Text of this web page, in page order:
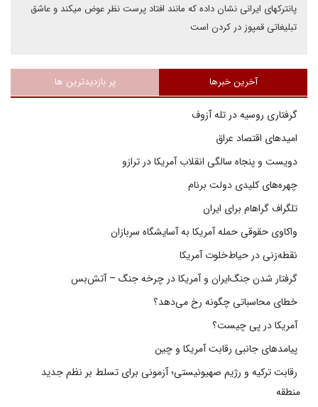
پانترکهای ایرانی نشان داده که مانند افتاد پرست نظر عوض میکند و عاشق
تبلیغاتی قمپوز در کردن است
آخرین خبرها پر بازدیدترین ها
گرفتاری روسیه در تله آزوف
امیدهای اقتصاد عراق
دویست و پنجاه سالگی انقلاب آمریکا در ترازو
چهره‌های کلیدی دولت برنام
تلگراف گراهام برای ایران
واکاوی حقوقی حمله آمریکا به آسایشگاه سربازان
نقطه‌زنی در حیاط‌خلوت آمریکا
گرفتار شدن جنگ‌ایران و آمریکا در چرخه جنگ – آتش‌بس
خطای محاسباتی چگونه رخ می‌دهد؟
آمریکا در پی چیست؟
پیامدهای جانبی رقابت آمریکا و چین
رقابت ترکیه و رژیم صهیونیستی؛ آزمونی برای تسلط بر نظم جدید
منطقه